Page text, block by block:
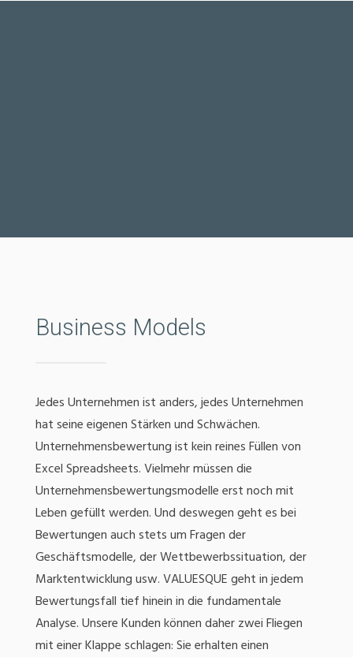
Business Models
Jedes Unternehmen ist anders, jedes Unternehmen
hat seine eigenen Stärken und Schwächen.
Unternehmensbewertung ist kein reines Füllen von
Excel Spreadsheets. Vielmehr müssen die
Unternehmensbewertungsmodelle erst noch mit
Leben gefüllt werden. Und deswegen geht es bei
Bewertungen auch stets um Fragen der
Geschäftsmodelle, der Wettbewerbssituation, der
Marktentwicklung usw. VALUESQUE geht in jedem
Bewertungsfall tief hinein in die fundamentale
Analyse. Unsere Kunden können daher zwei Fliegen
mit einer Klappe schlagen: Sie erhalten einen